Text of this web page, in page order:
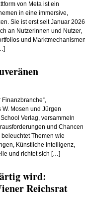
von Meta ist ein
in eine immersive,
Sie ist erst seit Januar 2026
an Nutzerinnen und Nutzer,
und
Mosen und Jürgen
Verlag, versammeln
und Chancen
Themen wie
Künstliche Intelligenz,
und richtet sich […]
wird:
Reichsrat